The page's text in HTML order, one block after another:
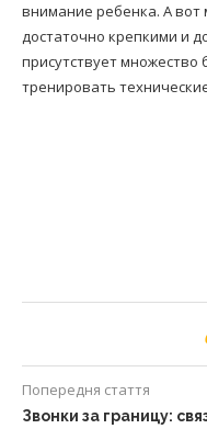
внимание ребенка. А вот
достаточно крепкими и
присутствует
тренировать
Попередня стаття
Звонки за границу: